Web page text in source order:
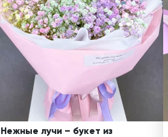
Нежные лучи – букет из